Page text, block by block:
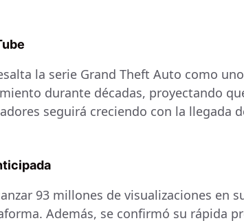
la serie Grand Theft Auto como
durante décadas, proyectando
seguirá creciendo con la llegada
93 millones de visualizaciones en
Además, se confirmó su rápida